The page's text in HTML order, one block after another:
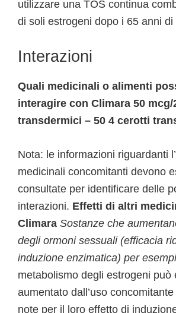
utilizzare una TOS continua
di soli estrogeni dopo i 65 anni di
Interazioni
Quali medicinali o alimenti
interagire con Climara 50
transdermici – 50 4 cerotti
Nota: le informazioni riguardanti
medicinali concomitanti devono
consultate per identificare delle
interazioni. Effetti di altri
Climara Sostanze che
degli ormoni sessuali (efficacia
induzione enzimatica) per
metabolismo degli estrogeni può
aumentato dall’uso
note per il loro effetto di